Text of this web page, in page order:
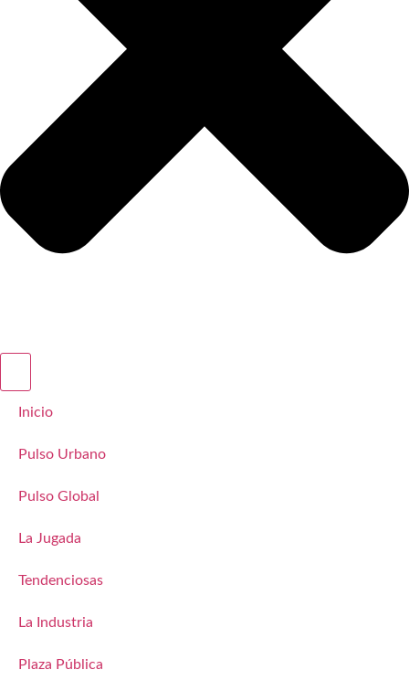
Inicio
Pulso Urbano
Pulso Global
La Jugada
Tendenciosas
La Industria
Plaza Pública